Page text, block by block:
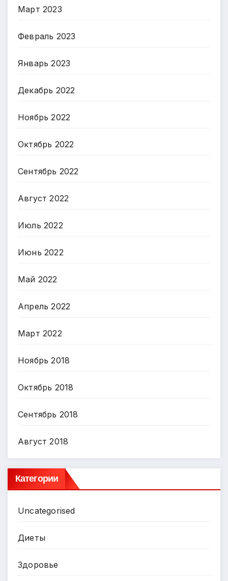
Март 2023
Февраль 2023
Январь 2023
Декабрь 2022
Ноябрь 2022
Октябрь 2022
Сентябрь 2022
Август 2022
Июль 2022
Июнь 2022
Май 2022
Апрель 2022
Март 2022
Ноябрь 2018
Октябрь 2018
Сентябрь 2018
Август 2018
Категории
Uncategorised
Диеты
Здоровье